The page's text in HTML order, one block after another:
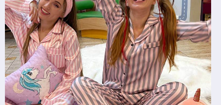
Контакты:
Детские праздники
+375 29 669 09 49
Взрослые праздники
+375 29 679 75 09
Главная
Каталог
Для детей
Для взрослых
Артисты
Аренда
Контакты
О нас
Отзывы
МЫ В INSTAGRAM:
Элитные детские праздники
Артисты и Аниматоры
Аренда костюмов